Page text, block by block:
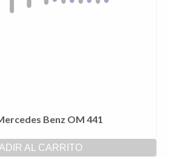
Benz OM 441
AL CARRITO